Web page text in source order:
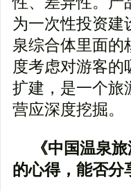
为一次性投资建
泉综合体里面
度考虑对游客的
扩建，是一个旅
营应深度挖掘。
《中国温泉
的心得，能否分